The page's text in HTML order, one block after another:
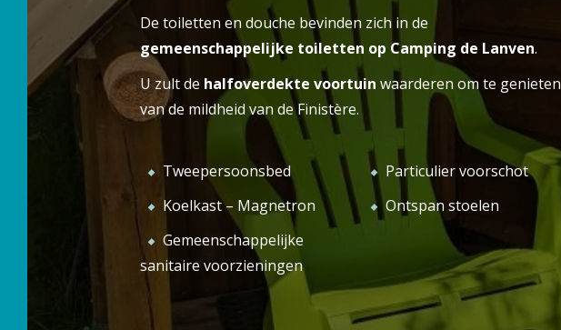
van accommodatieoplossingen. Boek uw
vakantie op onze camping in Pays Bigouden!
De toiletten en douche bevinden zich in de
gemeenschappelijke toiletten op Camping de Lanven.
U zult de halfoverdekte voortuin waarderen om te genieten
van de mildheid van de Finistère.
Tweepersoonsbed
Koelkast – Magnetron
Gemeenschappelijke
sanitaire voorzieningen
Particulier voorschot
Ontspan stoelen